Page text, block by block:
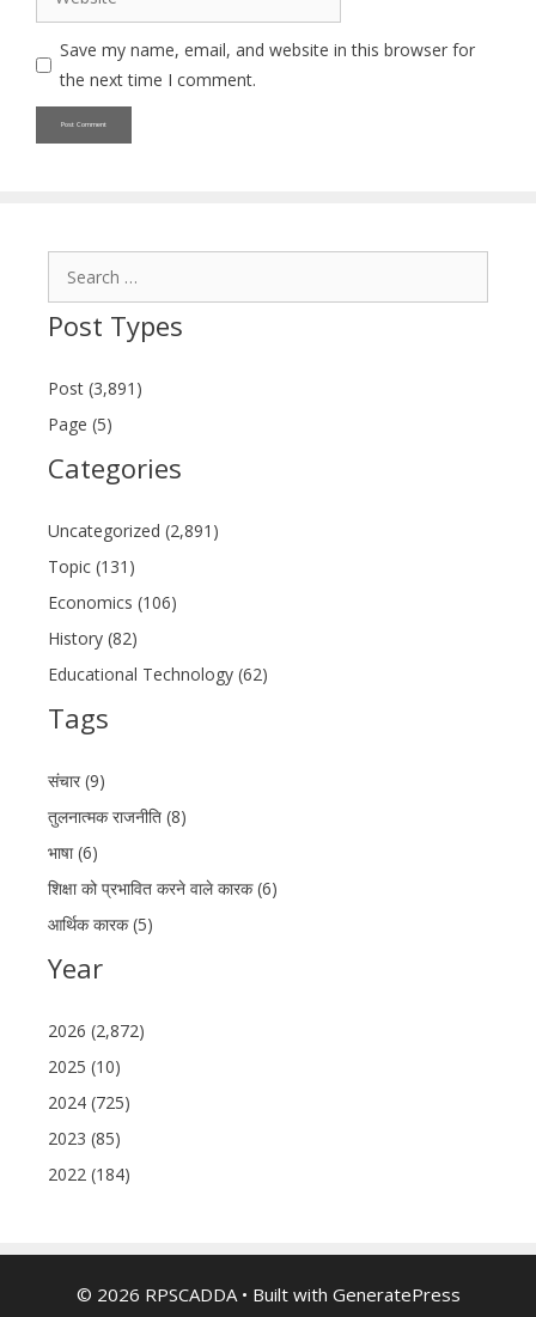
Save my name, email, and website in this browser for
the next time I comment.
Post Types
Post (3,891)
Page (5)
Categories
Uncategorized (2,891)
Topic (131)
Economics (106)
History (82)
Educational Technology (62)
Tags
संचार (9)
तुलनात्मक राजनीति (8)
भाषा (6)
शिक्षा को प्रभावित करने वाले कारक (6)
आर्थिक कारक (5)
Year
2026 (2,872)
2025 (10)
2024 (725)
2023 (85)
2022 (184)
© 2026 RPSCADDA• Built with GeneratePress